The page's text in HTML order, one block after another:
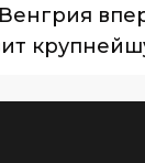
Венгрия